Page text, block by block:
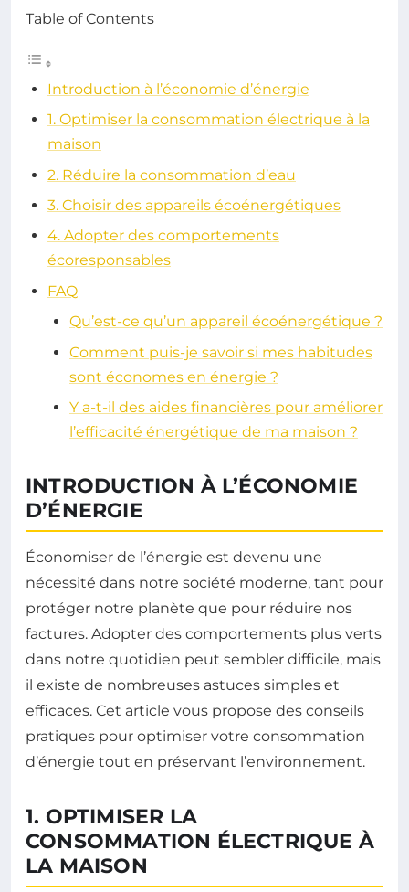
Table of Contents
Introduction à l’économie d’énergie
1. Optimiser la consommation électrique à la
maison
2. Réduire la consommation d’eau
3. Choisir des appareils écoénergétiques
4. Adopter des comportements
écoresponsables
FAQ
Qu’est-ce qu’un appareil écoénergétique ?
Comment puis-je savoir si mes habitudes
sont économes en énergie ?
Y a-t-il des aides financières pour améliorer
l’efficacité énergétique de ma maison ?
INTRODUCTION À L’ÉCONOMIE
D’ÉNERGIE
Économiser de l’énergie est devenu une
nécessité dans notre société moderne, tant pour
protéger notre planète que pour réduire nos
factures. Adopter des comportements plus verts
dans notre quotidien peut sembler difficile, mais
il existe de nombreuses astuces simples et
efficaces. Cet article vous propose des conseils
pratiques pour optimiser votre consommation
d’énergie tout en préservant l’environnement.
1. OPTIMISER LA
CONSOMMATION ÉLECTRIQUE À
LA MAISON